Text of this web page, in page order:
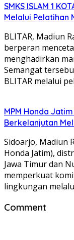
SMKS ISLAM 1
Melalui Pelatihan
BLITAR, Madiun
berperan
menghadirkan
Semangat
BLITAR melalui
MPM Honda
Berkelanjutan
Sidoarjo, Madiun
Honda Jatim),
Jawa Timur dan
memperkuat
lingkungan
Comment